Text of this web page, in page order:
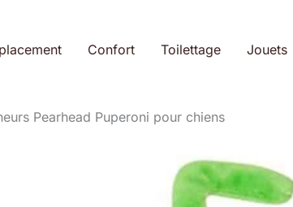
Confort Toilettage Jouets
Pearhead Puperoni pour chiens